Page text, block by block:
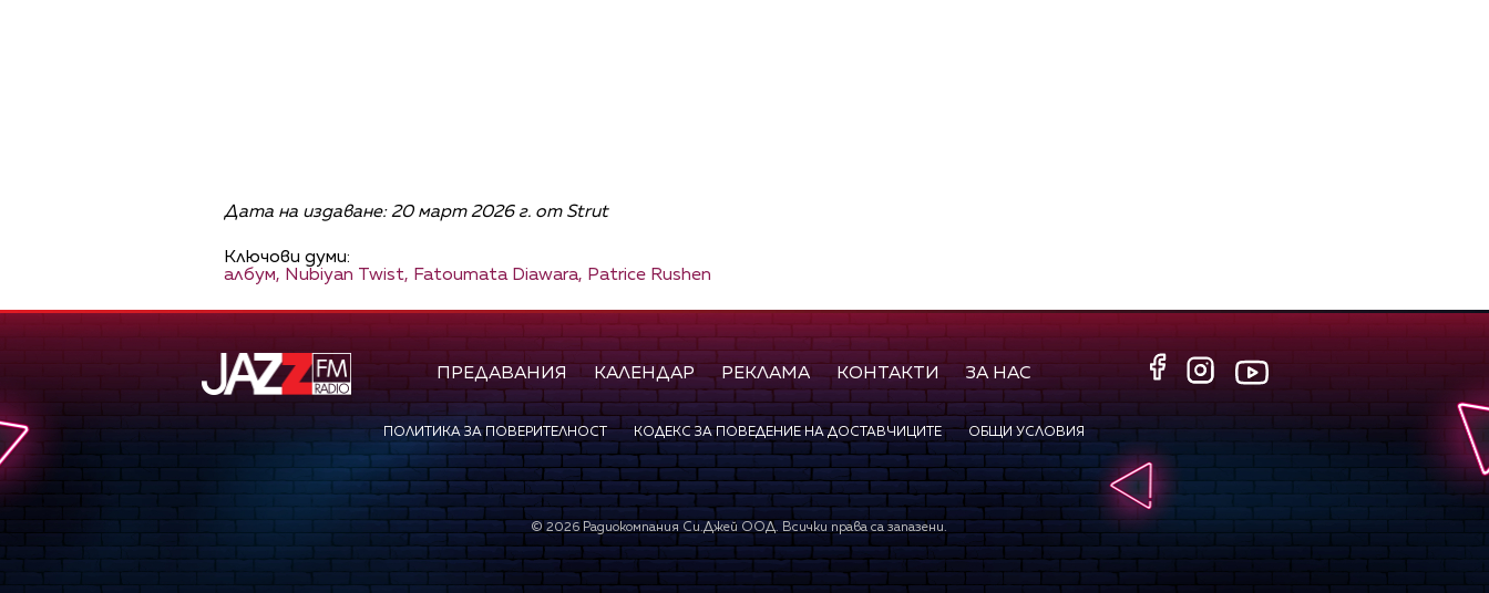
Дата на издаване: 20 март 2026 г. от Strut
Ключови думи:
албум, Nubiyan Twist, Fatoumata Diawara, Patrice Rushen
ПРЕДАВАНИЯ КАЛЕНДАР РЕКЛАМА КОНТАКТИ ЗА НАС
ПОЛИТИКА ЗА ПОВЕРИТЕЛНОСТ КОДЕКС ЗА ПОВЕДЕНИЕ НА ДОСТАВЧИЦИТЕ ОБЩИ УСЛОВИЯ
© 2026 Радиокомпания Си.Джей ООД. Всички права са запазени.